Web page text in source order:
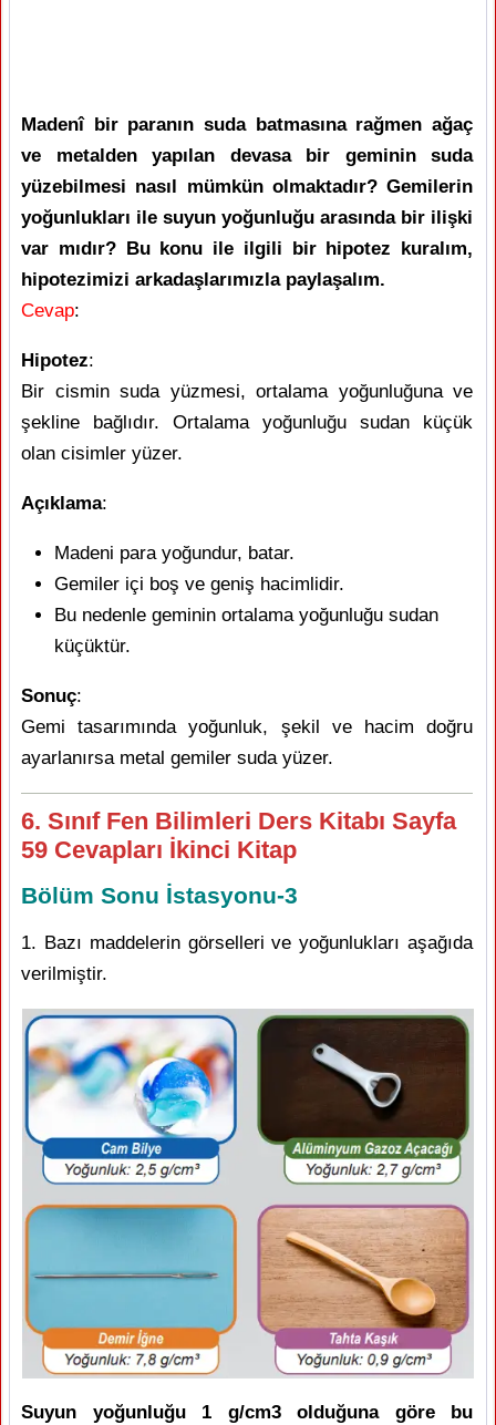
Madenî bir paranın suda batmasına rağmen ağaç
ve metalden yapılan devasa bir geminin suda
yüzebilmesi nasıl mümkün olmaktadır? Gemilerin
yoğunlukları ile suyun yoğunluğu arasında bir ilişki
var mıdır? Bu konu ile ilgili bir hipotez kuralım,
hipotezimizi arkadaşlarımızla paylaşalım.
Cevap:
Hipotez:
Bir cismin suda yüzmesi, ortalama yoğunluğuna ve
şekline bağlıdır. Ortalama yoğunluğu sudan küçük
olan cisimler yüzer.
Açıklama:
Madeni para yoğundur, batar.
Gemiler içi boş ve geniş hacimlidir.
Bu nedenle geminin ortalama yoğunluğu sudan
küçüktür.
Sonuç:
Gemi tasarımında yoğunluk, şekil ve hacim doğru
ayarlanırsa metal gemiler suda yüzer.
6. Sınıf Fen Bilimleri Ders Kitabı Sayfa
59 Cevapları İkinci Kitap
Bölüm Sonu İstasyonu-3
1. Bazı maddelerin görselleri ve yoğunlukları aşağıda
verilmiştir.
Suyun yoğunluğu 1 g/cm3 olduğuna göre bu